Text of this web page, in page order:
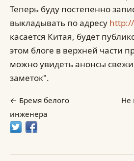
Теперь буду постепенно
выкладывать по адресу
касается Китая, будет
этом блоге в верхней части
можно увидеть анонсы
заметок".
Бремя белого
инженера
Не